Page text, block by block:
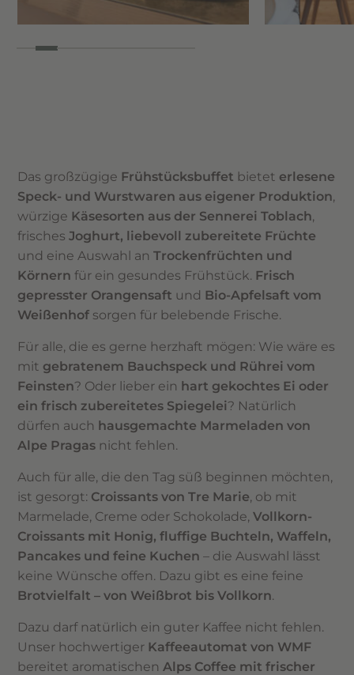
Das großzügige Frühstücksbuffet bietet erlesene
Speck- und Wurstwaren aus eigener Produktion,
würzige Käsesorten aus der Sennerei Toblach,
frischesJoghurt, liebevoll zubereitete Früchte
und eine Auswahl anTrockenfrüchten und
Körnern für ein gesundes Frühstück. Frisch
gepresster Orangensaft und Bio-Apfelsaft vom
Weißenhof sorgen für belebende Frische.
Für alle, die es gerne herzhaft mögen: Wie wäre es
mit gebratenem Bauchspeck und Rührei vom
Feinsten? Oder lieber ein hart gekochtes Ei oder
ein frisch zubereitetes Spiegelei? Natürlich
dürfen auch hausgemachte Marmeladen von
Alpe Pragas nicht fehlen.
Auch für alle, die den Tag süß beginnen möchten,
ist gesorgt: Croissants von Tre Marie, ob mit
Marmelade, Creme oder Schokolade,Vollkorn-
Croissants mit Honig, fluffige Buchteln, Waffeln,
Pancakes und feine Kuchen – die Auswahl lässt
keine Wünsche offen. Dazu gibt es eine feine
Brotvielfalt – von Weißbrot bis Vollkorn.
Dazu darf natürlich ein guter Kaffee nicht fehlen.
Unser hochwertiger Kaffeeautomat von WMF
bereitet aromatischenAlps Coffee mit frischer